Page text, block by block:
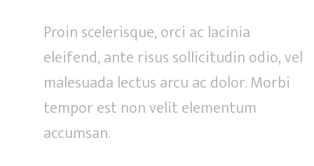
Proin scelerisque, orci ac lacinia
eleifend, ante risus sollicitudin odio, vel
malesuada lectus arcu ac dolor. Morbi
tempor est non velit elementum
accumsan.